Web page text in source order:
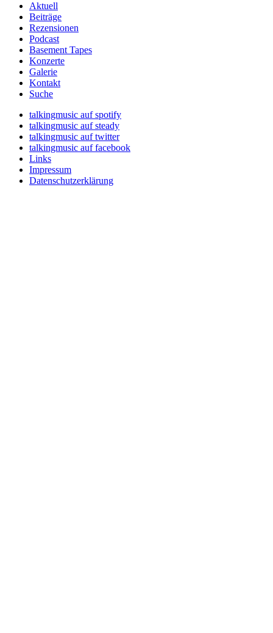
Aktuell
Beiträge
Rezensionen
Podcast
Basement Tapes
Konzerte
Galerie
Kontakt
Suche
talkingmusic auf spotify
talkingmusic auf steady
talkingmusic auf twitter
talkingmusic auf facebook
Links
Impressum
Datenschutzerklärung